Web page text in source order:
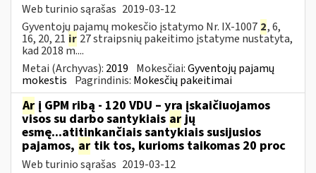
Web turinio sąrašas 2019-03-12
Gyventojų pajamų mokesčio įstatymo Nr. IX-1007 2, 6,
16, 20, 21 ir 27 straipsnių pakeitimo įstatyme nustatyta,
kad 2018 m....
Metai (Archyvas): 2019 Mokesčiai:Gyventojų pajamų
mokestis Pagrindinis: Mokesčių pakeitimai
Ar į GPM ribą - 120 VDU – yra įskaičiuojamos
visos su darbo santykiais arjų
esmę...atitinkančiais santykiais susijusios
pajamos, ar tik tos, kurioms taikomas 20 proc
Web turinio sąrašas 2019-03-12